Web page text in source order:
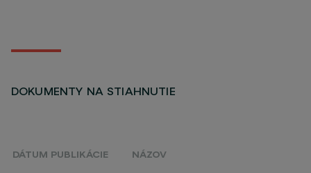
DOKUMENTY NA STIAHNUTIE
DÁTUM PUBLIKÁCIE NÁZOV